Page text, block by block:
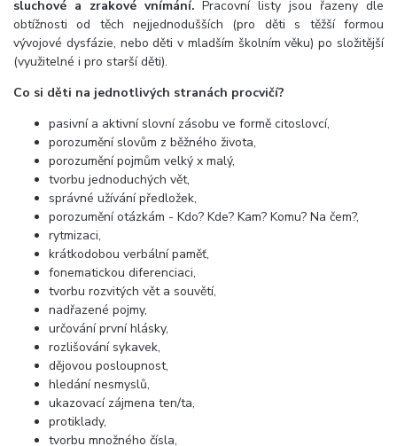
sluchové a zrakové vnímání. Pracovní listy jsou řazeny dle
obtížnosti od těch nejjednodušších (pro děti s těžší formou
vývojové dysfázie, nebo děti v mladším školním věku) po složitější
(využitelné i pro starší děti).
Co si děti na jednotlivých stranách procvičí?
pasivní a aktivní slovní zásobu ve formě citoslovcí,
porozumění slovům z běžného života,
porozumění pojmům velký x malý,
tvorbu jednoduchých vět,
správné užívání předložek,
porozumění otázkám - Kdo? Kde? Kam? Komu? Na čem?,
rytmizaci,
krátkodobou verbální paměť,
fonematickou diferenciaci,
tvorbu rozvitých vět a souvětí,
nadřazené pojmy,
určování první hlásky,
rozlišování sykavek,
dějovou posloupnost,
hledání nesmyslů,
ukazovací zájmena ten/ta,
protiklady,
tvorbu množného čísla,